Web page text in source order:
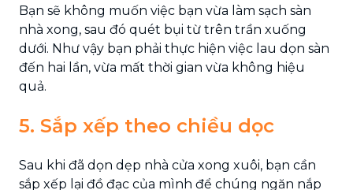
Bạn sẽ không muốn việc bạn vừa làm sạch sàn
nhà xong, sau đó quét bụi từ trên trần xuống
dưới. Như vậy bạn phải thực hiện việc lau dọn sàn
đến hai lần, vừa mất thời gian vừa không hiệu
quả.
5. Sắp xếp theo chiều dọc
Sau khi đã dọn dẹp nhà cửa xong xuôi, bạn cần
sắp xếp lại đồ đạc của mình để chúng ngăn nắp